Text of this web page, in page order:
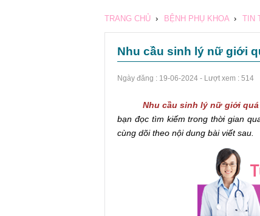
TRANG CHỦ › BỆNH PHỤ KHOA › TIN
Nhu cầu sinh lý nữ giới
Ngày đăng : 19-06-2024 - Lượt xem : 514
Nhu cầu sinh lý nữ giới
bạn đọc tìm kiếm trong thời gian
cùng dõi theo nội dung bài viết sau.